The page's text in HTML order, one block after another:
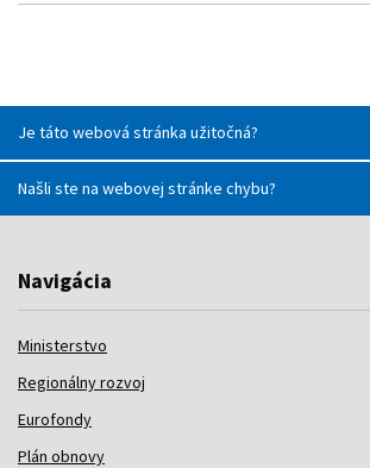
Je táto webová stránka užitočná?
Našli ste na webovej stránke chybu?
Navigácia
Ministerstvo
Regionálny rozvoj
Eurofondy
Plán obnovy